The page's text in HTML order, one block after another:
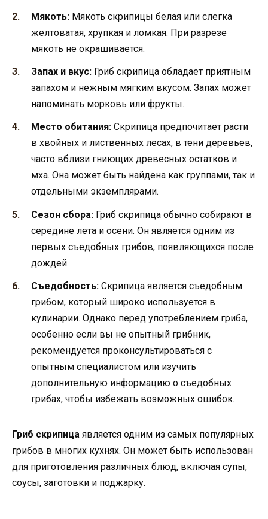
Мякоть: Мякоть скрипицы белая или слегка
желтоватая, хрупкая и ломкая. При разрезе
мякоть не окрашивается.
Запах и вкус: Гриб скрипица обладает приятным
запахом и нежным мягким вкусом. Запах может
напоминать морковь или фрукты.
Место обитания: Скрипица предпочитает расти
в хвойных и лиственных лесах, в тени деревьев,
часто вблизи гниющих древесных остатков и
мха. Она может быть найдена как группами, так и
отдельными экземплярами.
Сезон сбора: Гриб скрипица обычно собирают в
середине лета и осени. Он является одним из
первых съедобных грибов, появляющихся после
дождей.
Съедобность: Скрипица является съедобным
грибом, который широко используется в
кулинарии. Однако перед употреблением гриба,
особенно если вы не опытный грибник,
рекомендуется проконсультироваться с
опытным специалистом или изучить
дополнительную информацию о съедобных
грибах, чтобы избежать возможных ошибок.
Гриб скрипица является одним из самых популярных
грибов в многих кухнях. Он может быть использован
для приготовления различных блюд, включая супы,
соусы, заготовки и поджарку.